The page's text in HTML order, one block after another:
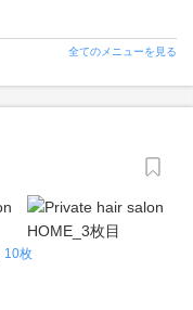
全てのメニューを見る
10枚